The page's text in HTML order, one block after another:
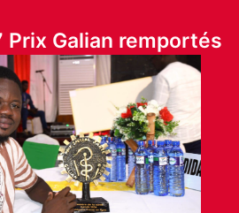
Prix Galian remportés